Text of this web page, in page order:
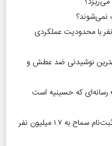
نمی‌شوند؟
| بیش از ۱۰.۵ میلیون نفر با محدودیت عملکردی
نوشیدنی ضد عطش و
رسانه‌ای که حسینیه است
آغاز رسمی برنامه‌های اربعین ۱۴۰۵ در مرز‌ها | ثبت‌نام سماح به ۱.۷ میلیون نفر